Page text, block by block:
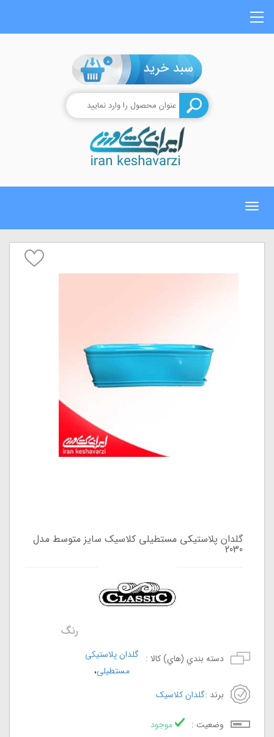
0
Toggle
گلدان پلاستیکی مستطیلی کلاسیک سایز متوسط مدل
2030
دسته بندي (هاي) کالا : گلدان پلاستیکی
مستطیلی،
برند :گلدان کلاسیک
وضعيت : موجود
رنگ